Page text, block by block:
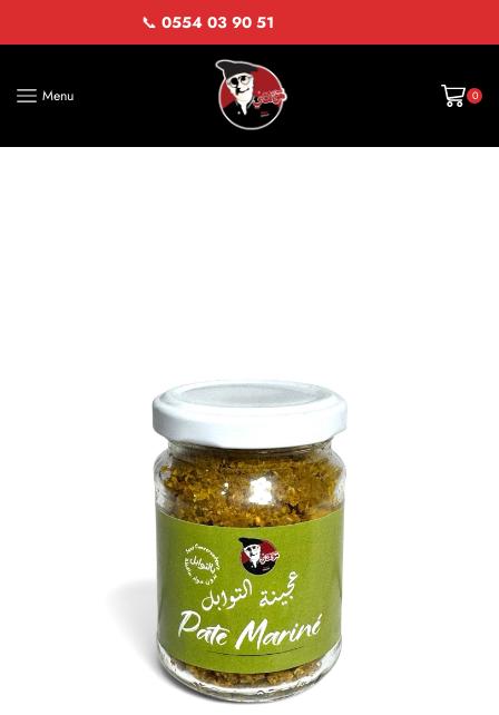
📞 0554 03 90 51
Menu 0